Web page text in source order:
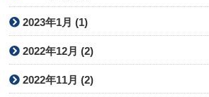
2023年1月 (1)
2022年12月 (2)
2022年11月 (2)